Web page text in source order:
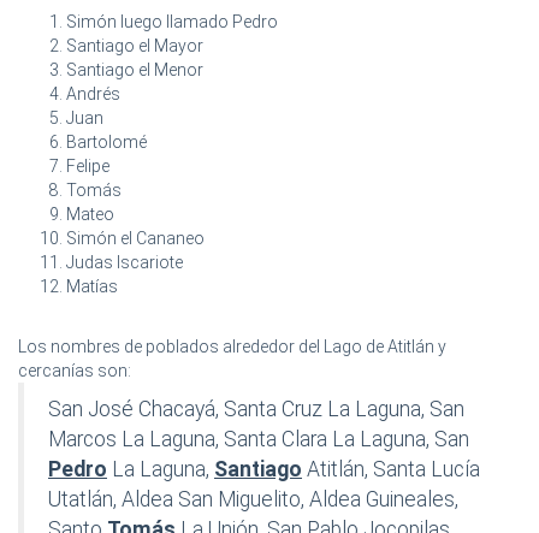
Simón luego llamado Pedro
Santiago el Mayor
Santiago el Menor
Andrés
Juan
Bartolomé
Felipe
Tomás
Mateo
Simón el Cananeo
Judas Iscariote
Matías
Los nombres de poblados alrededor del Lago de Atitlán y
cercanías son:
San José Chacayá, Santa Cruz La Laguna, San
Marcos La Laguna, Santa Clara La Laguna, San
Pedro La Laguna, Santiago Atitlán, Santa Lucía
Utatlán, Aldea San Miguelito, Aldea Guineales,